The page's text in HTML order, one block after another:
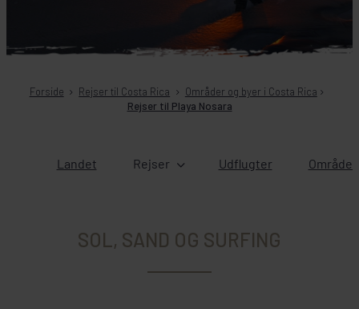
Forside Rejser til Costa Rica
Områder og byer i Costa Rica
Rejser til Playa Nosara
Landet Rejser Udflugter
SOL, SAND OG SURFING